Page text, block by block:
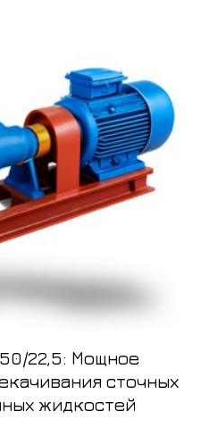
22,5: Мощное
сточных
жидкостей